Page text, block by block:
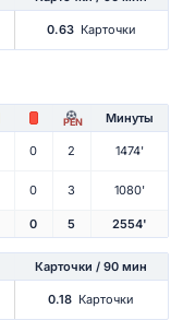
0.63 Карточки
PEN Минуты
0 2 1474'
0 3 1080'
0 5 2554'
Карточки / 90 мин
0.18 Карточки